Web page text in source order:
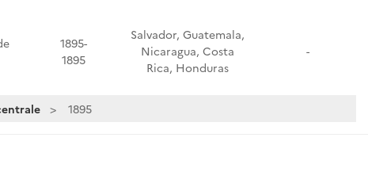
1895-
1895
Salvador, Guatemala,
Nicaragua, Costa
Rica, Honduras
-
1895